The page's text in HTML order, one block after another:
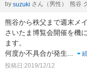
by suzuki さん（男性） 熊谷
熊谷から秩父まで週末メ
さいたま博覧会開催を機
ます。
何度か不具合が発生
投稿日:2019/12/12